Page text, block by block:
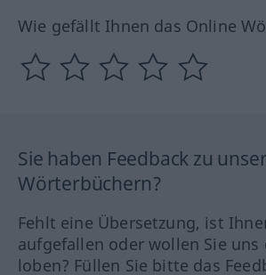
Wie gefällt Ihnen das Online
Sie haben Feedback zu
Wörterbüchern?
Fehlt eine Übersetzung, ist
aufgefallen oder wollen Sie uns
loben? Füllen Sie bitte das